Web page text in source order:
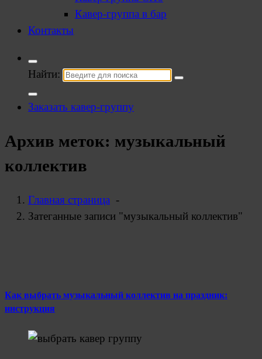
Кавер-группа в бар
Контакты
Найти:
Заказать кавер-группу
Архив меток: музыкальный
коллектив
Главная страница -
Затеганные записи "музыкальный коллектив"
Как выбрать музыкальный коллектив на праздник:
инструкция